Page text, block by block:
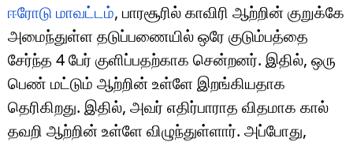
ஈரோடு மாவட்டம், பாரசூரில் காவிரி ஆற்றின் குறுக்கே
அமைந்துள்ள தடுப்பணையில் ஒரே குடும்பத்தை
சேர்ந்த 4 பேர் குளிப்பதற்காக சென்றனர். இதில், ஒரு
பெண் மட்டும் ஆற்றின் உள்ளே இறங்கியதாக
தெரிகிறது. இதில், அவர் எதிர்பாராத விதமாக கால்
தவறி ஆற்றின் உள்ளே விழுந்துள்ளார். அப்போது,